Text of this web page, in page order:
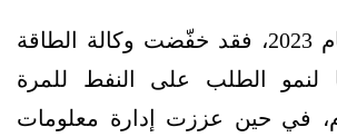
وبالنسبة إلى عام 2023، فقد خفّضت وكالة الطاقة
لنمو الطلب على النفط للمرة
في حين عززت إدارة معلومات